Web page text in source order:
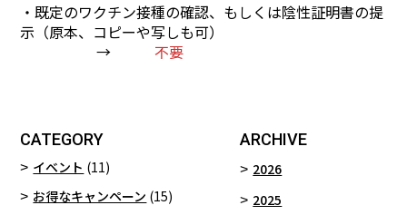
・既定のワクチン接種の確認、もしくは陰性証明書の提
示（原本、コピーや写しも可）
→ 不要
CATEGORY
イベント (11)
お得なキャンペーン (15)
ARCHIVE
2026
2025